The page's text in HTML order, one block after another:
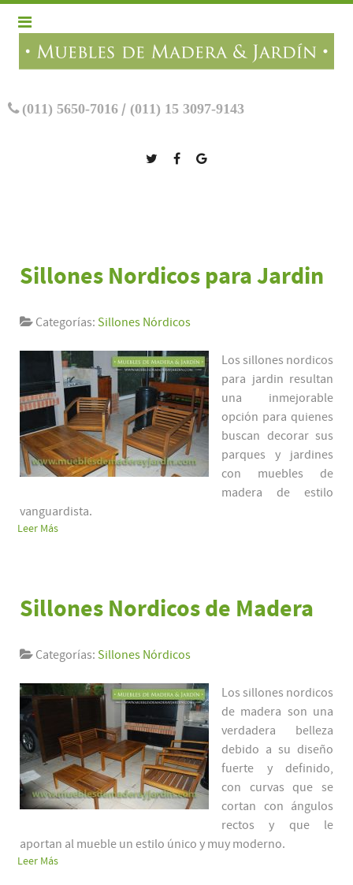
(011) 5650-7016 / (011) 15 3097-9143
Sillones Nordicos para Jardin
Categorías: Sillones Nórdicos
Los sillones nordicos
para jardin resultan
una inmejorable
opción para quienes
buscan decorar sus
parques y jardines
con muebles de
madera de estilo
vanguardista.
Leer Más
Sillones Nordicos de Madera
Categorías: Sillones Nórdicos
Los sillones nordicos
de madera son una
verdadera belleza
debido a su diseño
fuerte y definido,
con curvas que se
cortan con ángulos
rectos y que le
aportan al mueble un estilo único y muy moderno.
Leer Más